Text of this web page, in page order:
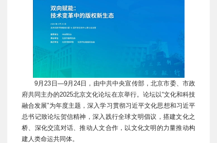
9月23日—9月24日，由中共中央宣传部，北京市委、市政
府共同主办的2025北京文化论坛在京举行。论坛以“文化和科技
融合发展”为年度主题，深入学习贯彻习近平文化思想和习近平
总书记致论坛贺信精神，深入践行全球文明倡议，搭建文化之
桥、深化交流对话、推动人文合作，以文化文明的力量推动构
建人类命运共同体。